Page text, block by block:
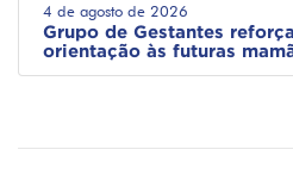
4 de agosto de 2026
Grupo de Gestantes
orientação às futuras